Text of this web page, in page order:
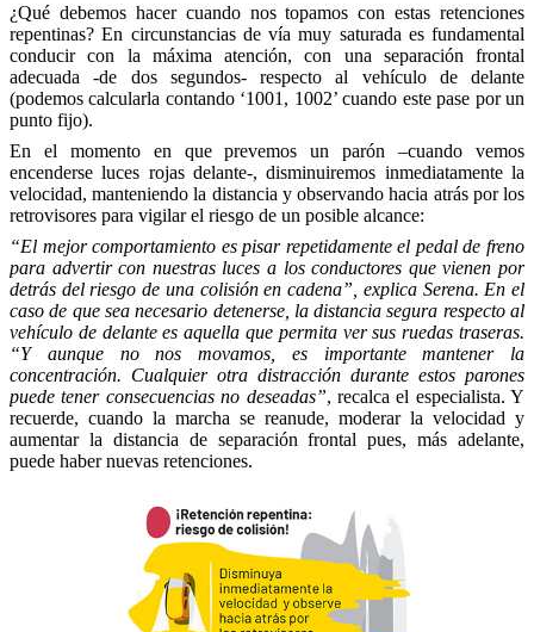
¿Qué debemos hacer cuando nos topamos con estas retenciones
repentinas? En circunstancias de vía muy saturada es fundamental
conducir con la máxima atención, con una separación frontal
adecuada -de dos segundos- respecto al vehículo de delante
(podemos calcularla contando ‘1001, 1002’ cuando este pase por un
punto fijo).
En el momento en que prevemos un parón –cuando vemos
encenderse luces rojas delante-, disminuiremos inmediatamente la
velocidad, manteniendo la distancia y observando hacia atrás por los
retrovisores para vigilar el riesgo de un posible alcance:
“El mejor comportamiento es pisar repetidamente el pedal de freno
para advertir con nuestras luces a los conductores que vienen por
detrás del riesgo de una colisión en cadena”, explica Serena. En el
caso de que sea necesario detenerse, la distancia segura respecto al
vehículo de delante es aquella que permita ver sus ruedas traseras.
“Y aunque no nos movamos, es importante mantener la
concentración. Cualquier otra distracción durante estos parones
puede tener consecuencias no deseadas”, recalca el especialista. Y
recuerde, cuando la marcha se reanude, moderar la velocidad y
aumentar la distancia de separación frontal pues, más adelante,
puede haber nuevas retenciones.